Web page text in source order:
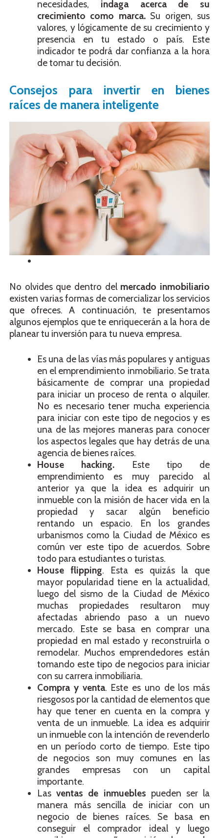
necesidades, indaga acerca de su
crecimiento como marca.Su origen, sus
valores, y lógicamente de su crecimiento y
presencia en tu estado o país. Este
indicador te podrá dar confianza a la hora
de tomar tu decisión.
Consejos para invertir en bienes
raíces de manera inteligente
No olvides que dentro del mercado inmobiliario
existen varias formas de comercializar los servicios
que ofreces. A continuación, te presentamos
algunos ejemplos que te enriquecerán a la hora de
planear tu inversión para tu nueva empresa.
Es una de las vías más populares y antiguas
en el emprendimiento inmobiliario. Se trata
básicamente de comprar una propiedad
para iniciar un proceso de renta o alquiler.
No es necesario tener mucha experiencia
para iniciar con este tipo de negocios y es
una de las mejores maneras para conocer
los aspectos legales que hay detrás de una
agencia de bienes raíces.
House hacking. Este tipo de
emprendimiento es muy parecido al
anterior ya que la idea es adquirir un
inmueble con la misión de hacer vida en la
propiedad y sacar algún beneficio
rentando un espacio. En los grandes
urbanismos como la Ciudad de México es
común ver este tipo de acuerdos. Sobre
todo para estudiantes o turistas.
House flipping. Esta es quizás la que
mayor popularidad tiene en la actualidad,
luego del sismo de la Ciudad de México
muchas propiedades resultaron muy
afectadas abriendo paso a un nuevo
mercado. Este se basa en comprar una
propiedad en mal estado y reconstruirla o
remodelar. Muchos emprendedores están
tomando este tipo de negocios para iniciar
con su carrera inmobiliaria.
Compra y venta. Este es uno de los más
riesgosos por la cantidad de elementos que
hay que tener en cuenta en la compra y
venta de un inmueble. La idea es adquirir
un inmueble con la intención de revenderlo
en un período corto de tiempo. Este tipo
de negocios son muy comunes en las
grandes empresas con un capital
importante.
Lasventas de inmuebles pueden ser la
manera más sencilla de iniciar con un
negocio de bienes raíces. Se basa en
conseguir el comprador ideal y luego